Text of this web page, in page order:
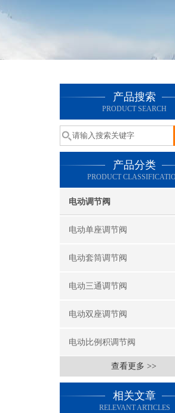
产品搜索
PRODUCT SEARCH
产品分类
PRODUCT
电动调节阀
电动单座调节阀
电动套筒调节阀
电动三通调节阀
电动双座调节阀
电动比例积调节阀
查看更多 >>
相关文章
RELEVANT ARTICLES